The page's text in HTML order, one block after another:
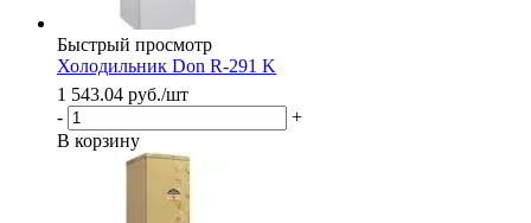
Быстрый просмотр
Холодильник Don R-291 K
1 543.04 руб./шт
-
+
В корзину